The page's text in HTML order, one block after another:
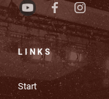
LINKS
Start